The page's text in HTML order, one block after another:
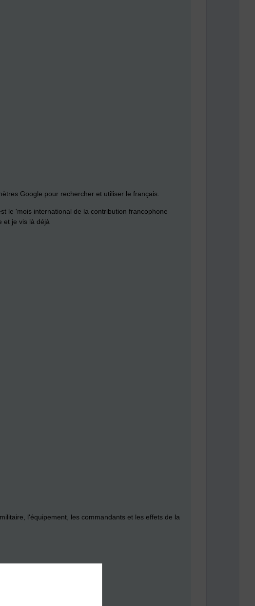
Google pour rechercher et utiliser le français.
le 'mois international de la contribution francophone
et je vis là déjà
l'équipement, les commandants et les effets de la